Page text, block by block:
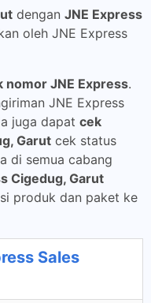
dengan JNE Express
oleh JNE Express
nomor JNE Express.
JNE Express
juga dapat cek
Garut cek status
di semua cabang
Cigedug, Garut
produk dan paket ke
Sales